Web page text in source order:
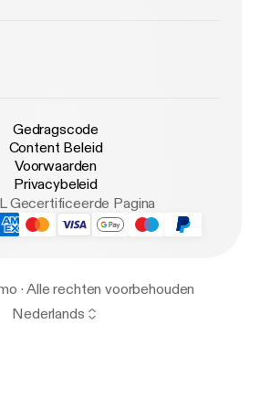
Gedragscode
Content Beleid
Voorwaarden
Privacybeleid
Gecertificeerde Pagina
· Alle rechten voorbehouden
Nederlands